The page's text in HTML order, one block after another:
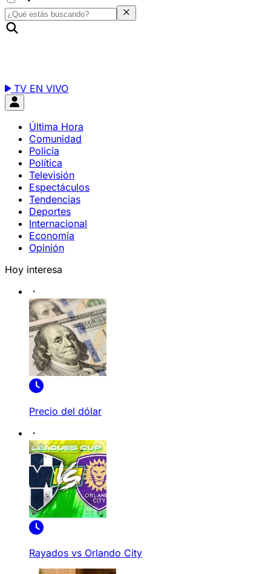
TV EN VIVO
Última Hora
Comunidad
Policía
Política
Televisión
Espectáculos
Tendencias
Deportes
Internacional
Economía
Opinión
Hoy interesa
Precio del dólar
Rayados vs Orlando City